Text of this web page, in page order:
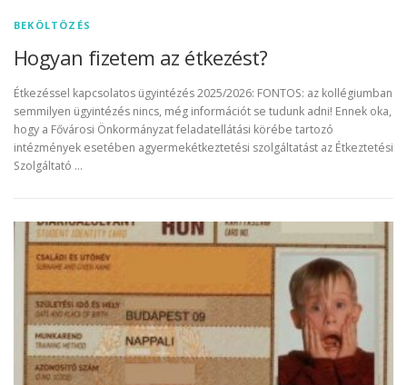
BEKÖLTÖZÉS
Hogyan fizetem az étkezést?
Étkezéssel kapcsolatos ügyintézés 2025/2026: FONTOS: az kollégiumban
semmilyen ügyintézés nincs, még információt se tudunk adni! Ennek oka,
hogy a Fővárosi Önkormányzat feladatellátási körébe tartozó
intézmények esetében agyermekétkeztetési szolgáltatást az Étkeztetési
Szolgáltató …